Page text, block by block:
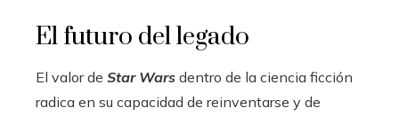
El futuro del legado
El valor de Star Wars dentro de la ciencia ficción
radica en su capacidad de reinventarse y de